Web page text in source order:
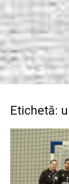
Etichetă: